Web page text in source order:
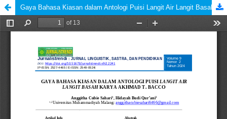
Gaya Bahasa Kiasan dalam Antologi Puisi Langit Air Langit Basah karya Akhmad T. Bacco